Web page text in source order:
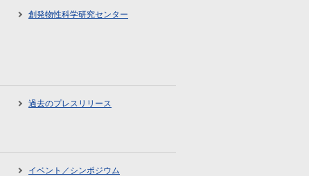
創発物性科学研究センター
過去のプレスリリース
イベント／シンポジウム